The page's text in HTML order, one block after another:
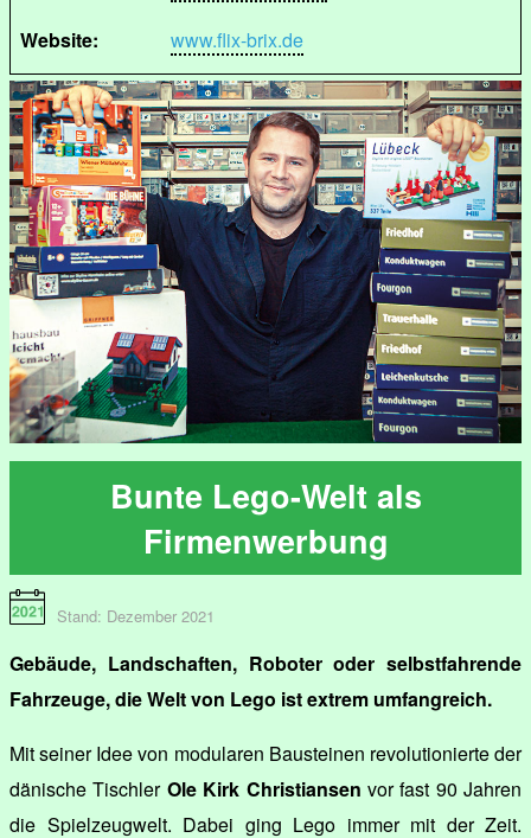
Website:
www.flix-brix.de
Bunte Lego-Welt als
Firmenwerbung
Stand: Dezember 2021
Gebäude, Landschaften, Roboter oder selbstfahrende
Fahrzeuge, die Welt von Lego ist extrem umfangreich.
Mit seiner Idee von modularen Bausteinen revolutionierte der
dänische Tischler Ole Kirk Christiansen vor fast 90 Jahren
die Spielzeugwelt. Dabei ging Lego immer mit der Zeit.